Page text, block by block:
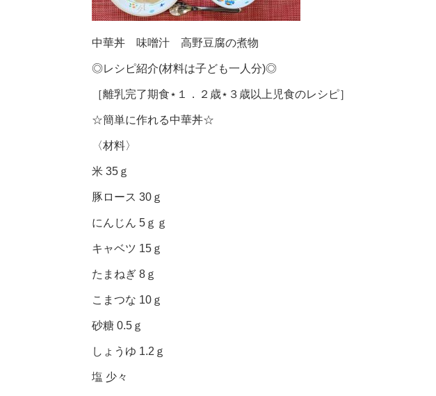
中華丼 味噌汁 高野豆腐の煮物
◎レシピ紹介(材料は子ども一人分)◎
［離乳完了期食⋆１．２歳⋆３歳以上児食のレシピ］
☆簡単に作れる中華丼☆
〈材料〉
米 35ｇ
豚ロース 30ｇ
にんじん 5ｇｇ
キャベツ 15ｇ
たまねぎ 8ｇ
こまつな 10ｇ
砂糖 0.5ｇ
しょうゆ 1.2ｇ
塩 少々